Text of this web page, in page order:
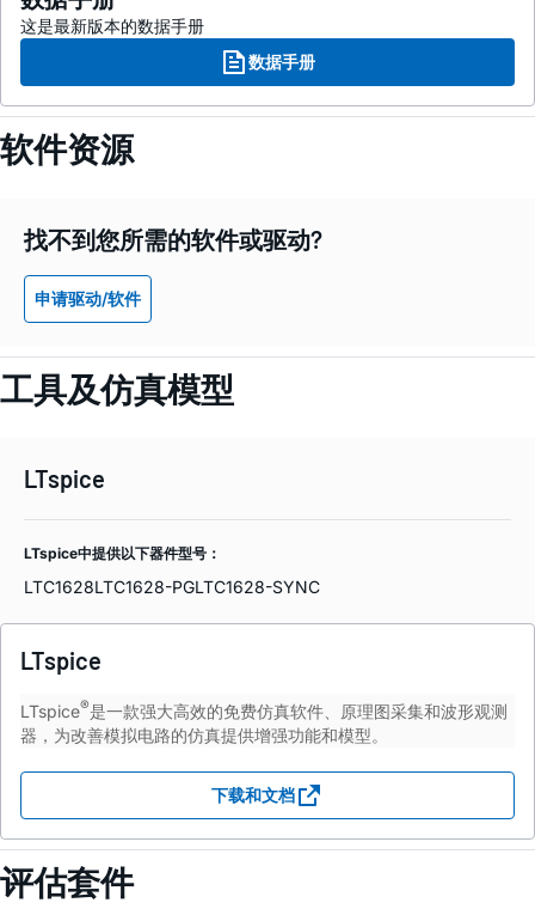
这是最新版本的数据手册
数据手册
软件资源
找不到您所需的软件或驱动?
申请驱动/软件
工具及仿真模型
LTspice
LTspice中提供以下器件型号：
LTC1628LTC1628-PGLTC1628-SYNC
LTspice
LTspice®是一款强大高效的免费仿真软件、原理图采集和波形观测
器，为改善模拟电路的仿真提供增强功能和模型。
下载和文档
评估套件